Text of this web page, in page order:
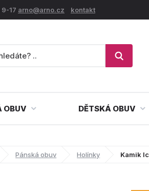
9-17 arno@arno.cz kontakt
OBUV DĚTSKÁ OBUV
Pánská obuv Holínky Kamik